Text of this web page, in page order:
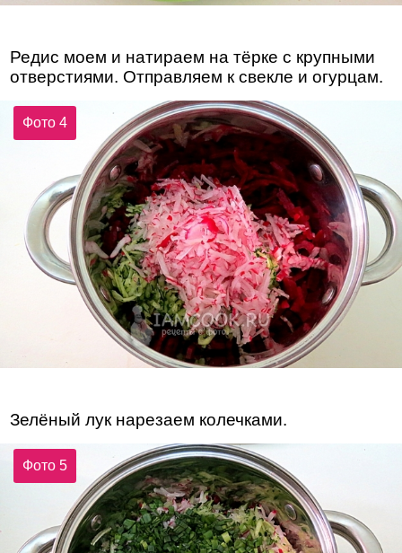
Редис моем и натираем на тёрке с крупными
отверстиями. Отправляем к свекле и огурцам.
Фото 4
Зелёный лук нарезаем колечками.
Фото 5